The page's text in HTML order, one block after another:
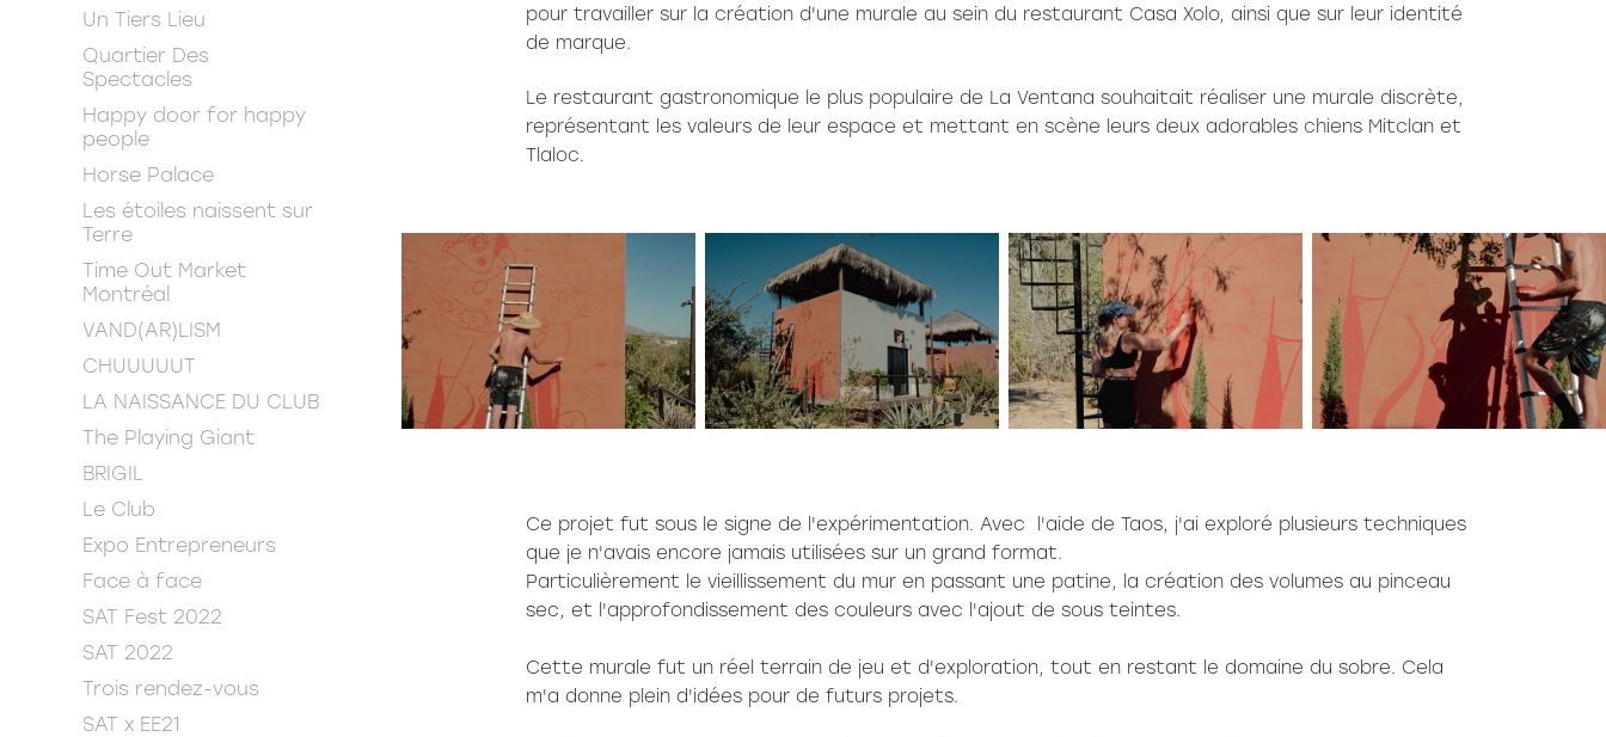
Un Tiers Lieu
Quartier Des
Spectacles
Happy door for happy
people
Horse Palace
Les étoiles naissent sur
Terre
Time Out Market
Montréal
VAND(AR)LISM
CHUUUUUT
LA NAISSANCE DU CLUB
The Playing Giant
BRIGIL
Le Club
Expo Entrepreneurs
Face à face
SAT Fest 2022
SAT 2022
Trois rendez-vous
SAT x EE21
pour travailler sur la création d'une murale au sein du restaurant Casa Xolo, ainsi que sur leur identité
de marque.
Le restaurant gastronomique le plus populaire de La Ventana souhaitait réaliser une murale discrète,
représentant les valeurs de leur espace et mettant en scène leurs deux adorables chiens Mitclan et
Tlaloc.
Ce projet fut sous le signe de l'expérimentation. Avec l'aide de Taos, j'ai exploré plusieurs techniques
que je n'avais encore jamais utilisées sur un grand format.
Particulièrement le vieillissement du mur en passant une patine, la création des volumes au pinceau
sec, et l'approfondissement des couleurs avec l'ajout de sous teintes.
Cette murale fut un réel terrain de jeu et d'exploration, tout en restant le domaine du sobre. Cela
m'a donne plein d'idées pour de futurs projets.